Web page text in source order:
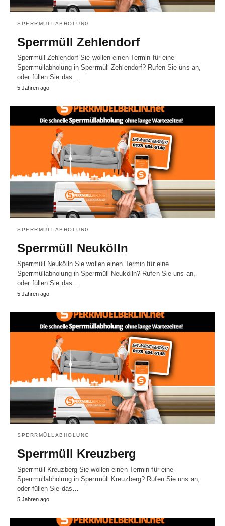
SPERRMÜLLABHOLUNG
Sperrmüll Zehlendorf
Sperrmüll Zehlendorf Sie wollen einen Termin für eine
Sperrmüllabholung in Sperrmüll Zehlendorf? Rufen Sie uns an,
oder füllen Sie das…
5 Jahren ago
SPERRMÜLLABHOLUNG
Sperrmüll Neukölln
Sperrmüll Neukölln Sie wollen einen Termin für eine
Sperrmüllabholung in Sperrmüll Neukölln? Rufen Sie uns an,
oder füllen Sie das…
5 Jahren ago
SPERRMÜLLABHOLUNG
Sperrmüll Kreuzberg
Sperrmüll Kreuzberg Sie wollen einen Termin für eine
Sperrmüllabholung in Sperrmüll Kreuzberg? Rufen Sie uns an,
oder füllen Sie das…
5 Jahren ago